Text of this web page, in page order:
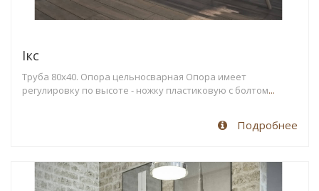
Ікс
Труба 80х40. Опора цельносварная Опора имеет
регулировку по высоте - ножку пластиковую с болтом...
Подробнее